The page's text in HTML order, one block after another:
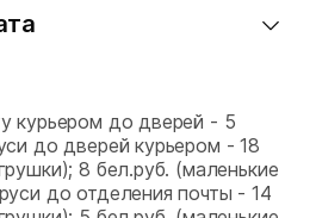
курьером до дверей - 5
до дверей курьером - 18
8 бел.руб. (маленькие
до отделения почты - 14